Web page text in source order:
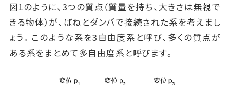
図1のように、3つの質点（質量を持ち、大きさは無視で
きる物体）が、ばねとダンパで接続された系を考えまし
ょう。このような系を3自由度系と呼び、多くの質点が
ある系をまとめて多自由度系と呼びます。